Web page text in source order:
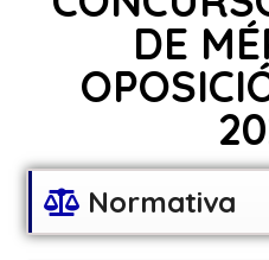
DE
Normativa